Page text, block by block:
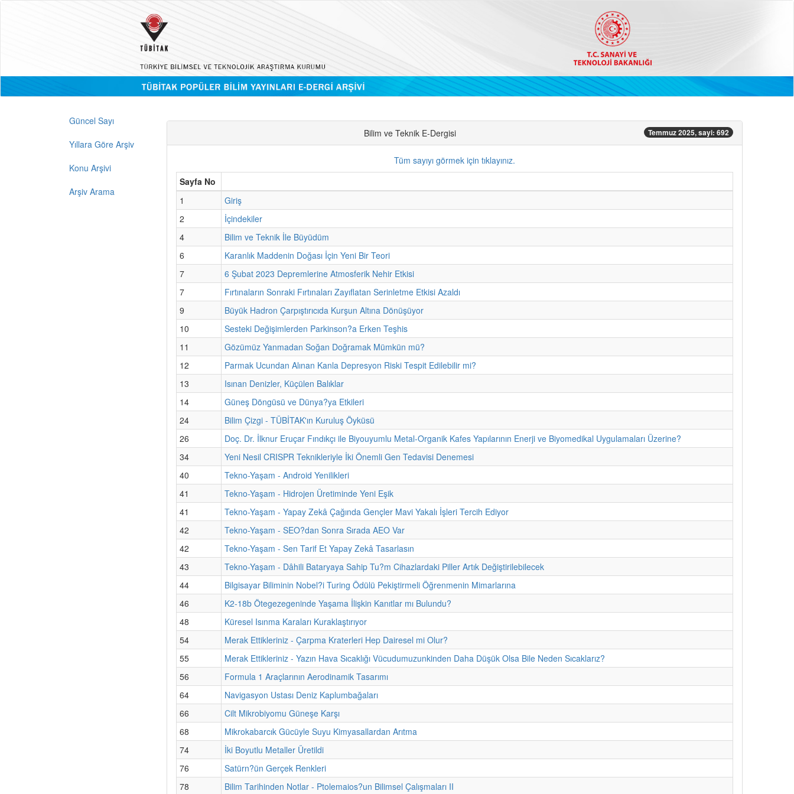
Güncel Sayı
Yıllara Göre Arşiv
Konu Arşivi
Arşiv Arama
Bilim ve Teknik E-Dergisi Temmuz 2025, sayi: 692
Tüm sayıyı görmek için tıklayınız.
Sayfa No
1
Giriş
2
İçindekiler
4
Bilim ve Teknik İle Büyüdüm
6
Karanlık Maddenin Doğası İçin Yeni Bir Teori
7
6 Şubat 2023 Depremlerine Atmosferik Nehir Etkisi
7
Fırtınaların Sonraki Fırtınaları Zayıflatan Serinletme Etkisi Azaldı
9
Büyük Hadron Çarpıştırıcıda Kurşun Altına Dönüşüyor
10
Sesteki Değişimlerden Parkinson?a Erken Teşhis
11
Gözümüz Yanmadan Soğan Doğramak Mümkün mü?
12
Parmak Ucundan Alınan Kanla Depresyon Riski Tespit Edilebilir mi?
13
Isınan Denizler, Küçülen Balıklar
14
Güneş Döngüsü ve Dünya?ya Etkileri
24
Bilim Çizgi - TÜBİTAK'ın Kuruluş Öyküsü
26
Doç. Dr. İlknur Eruçar Fındıkçı ile Biyouyumlu Metal-Organik Kafes Yapılarının Enerji ve Biyomedikal Uygulamaları Üzerine?
34
Yeni Nesil CRISPR Teknikleriyle İki Önemli Gen Tedavisi Denemesi
40
Tekno-Yaşam - Android Yenilikleri
41
Tekno-Yaşam - Hidrojen Üretiminde Yeni Eşik
41
Tekno-Yaşam - Yapay Zekâ Çağında Gençler Mavi Yakalı İşleri Tercih Ediyor
42
Tekno-Yaşam - SEO?dan Sonra Sırada AEO Var
42
Tekno-Yaşam - Sen Tarif Et Yapay Zekâ Tasarlasın
43
Tekno-Yaşam - Dâhili Bataryaya Sahip Tu?m Cihazlardaki Piller Artık Değiştirilebilecek
44
Bilgisayar Biliminin Nobel?i Turing Ödülü Pekiştirmeli Öğrenmenin Mimarlarına
46
K2-18b Ötegezegeninde Yaşama İlişkin Kanıtlar mı Bulundu?
48
Küresel Isınma Karaları Kuraklaştırıyor
54
Merak Ettikleriniz - Çarpma Kraterleri Hep Dairesel mi Olur?
55
Merak Ettikleriniz - Yazın Hava Sıcaklığı Vücudumuzunkinden Daha Düşük Olsa Bile Neden Sıcaklarız?
56
Formula 1 Araçlarının Aerodinamik Tasarımı
64
Navigasyon Ustası Deniz Kaplumbağaları
66
Cilt Mikrobiyomu Güneşe Karşı
68
Mikrokabarcık Gücüyle Suyu Kimyasallardan Arıtma
74
İki Boyutlu Metaller Üretildi
76
Satürn?ün Gerçek Renkleri
78
Bilim Tarihinden Notlar - Ptolemaios?un Bilimsel Çalışmaları II